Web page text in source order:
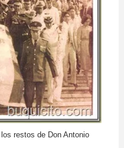
restos de Don Antonio